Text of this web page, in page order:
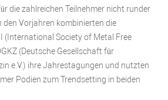
die zahlreichen Teilnehmer nicht runder
den Vorjahren kombinierten die
(International Society of Metal Free
(Deutsche Gesellschaft für
e.V.) ihre Jahrestagungen und nutzten
Podien zum Trendsetting in beiden